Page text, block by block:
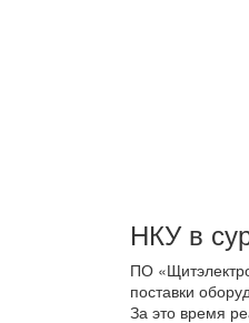
НКУ в
ПО
поставки
За это время